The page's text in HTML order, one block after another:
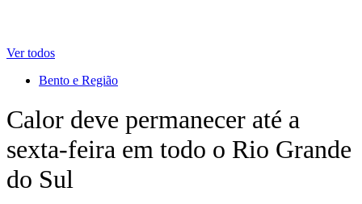
Ver todos
Bento e Região
Calor deve permanecer até a
sexta-feira em todo o Rio Grande
do Sul